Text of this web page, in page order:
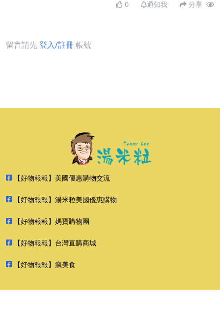
0 通知我 分享
留言請先登入/註冊帳號
【好物報報】美國優惠購物交流
【好物報報】湯米粒美國優惠購物
【好物報報】媽寶購物團
【好物報報】台灣直購商城
【好物報報】瘋美食